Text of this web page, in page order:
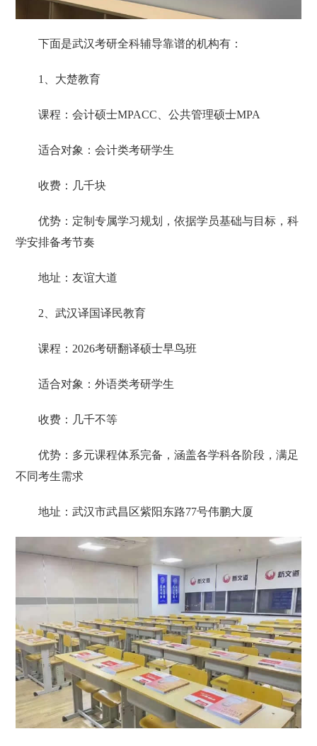
下面是武汉考研全科辅导靠谱的机构有：
1、大楚教育
课程：会计硕士MPACC、公共管理硕士MPA
适合对象：会计类考研学生
收费：几千块
优势：定制专属学习规划，依据学员基础与目标，科
学安排备考节奏
地址：友谊大道
2、武汉译国译民教育
课程：2026考研翻译硕士早鸟班
适合对象：外语类考研学生
收费：几千不等
优势：多元课程体系完备，涵盖各学科各阶段，满足
不同考生需求
地址：武汉市武昌区紫阳东路77号伟鹏大厦